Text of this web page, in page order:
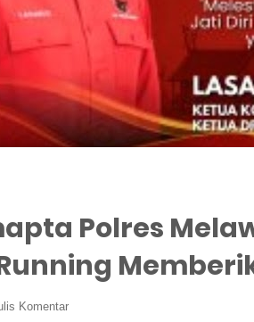
Polres
Komentar